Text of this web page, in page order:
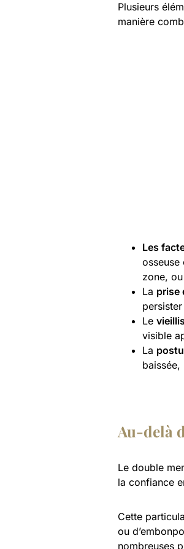
Plusieurs
manière
Les
osseuse
zone,
La prise
Le
visible
La
Au-delà
Le double
la confiance
Cette
ou
nombreuses